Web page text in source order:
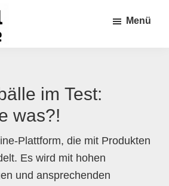
Menü
im Test:
was?!
Plattform, die mit Produkten
Es wird mit hohen
und ansprechenden